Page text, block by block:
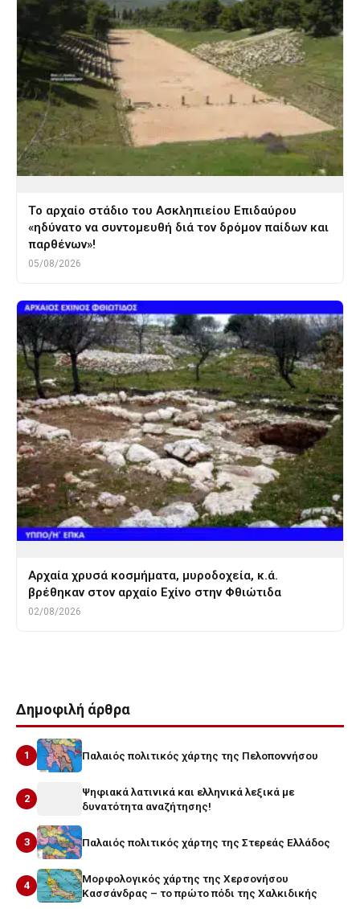
Το αρχαίο στάδιο του Ασκληπιείου Επιδαύρου
«ηδύνατο να συντομευθή διά τον δρόμον παίδων και
παρθένων»!
05/08/2026
Αρχαία χρυσά κοσμήματα, μυροδοχεία, κ.ά.
βρέθηκαν στον αρχαίο Εχίνο στην Φθιώτιδα
02/08/2026
Δημοφιλή άρθρα
1 Παλαιός πολιτικός χάρτης της Πελοποννήσου
2
Ψηφιακά λατινικά και ελληνικά λεξικά με
δυνατότητα αναζήτησης!
3 Παλαιός πολιτικός χάρτης της Στερεάς Ελλάδος
4
Μορφολογικός χάρτης της Χερσονήσου
Κασσάνδρας – το πρώτο πόδι της Χαλκιδικής